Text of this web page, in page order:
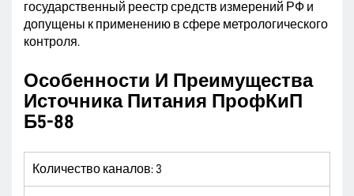
государственный реестр средств измерений РФ и
допущены к применению в сфере метрологического
контроля.
Особенности И Преимущества
Источника Питания ПрофКиП
Б5-88
Количество каналов: 3